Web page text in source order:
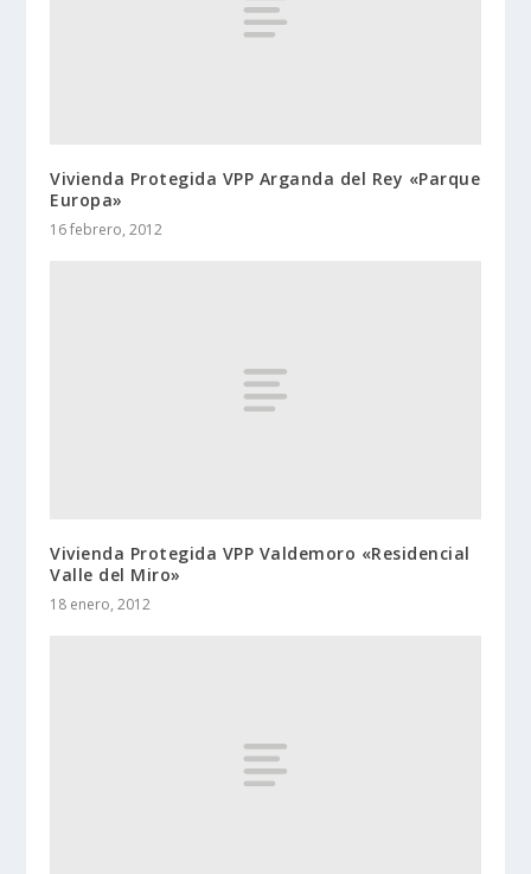
Vivienda Protegida VPP Arganda del Rey «Parque
Europa»
16 febrero, 2012
Vivienda Protegida VPP Valdemoro «Residencial
Valle del Miro»
18 enero, 2012